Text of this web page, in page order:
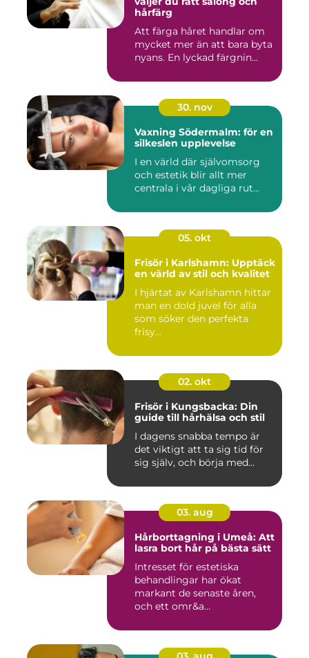
hårfärg
Att färga håret handlar om
mycket mer än att bara byta
nyans. En lyckad färgnin...
30. nov
Vaxning Södermalm: för en
silkeslen upplevelse
I en värld där självomsorg
och estetik blir allt mer
centrala i vår dagliga rut...
05. okt
Frisör i Karlshamn: Upptäck
en värld av stil och kvalitet
I hjärtat av Karlshamn hittar
man en dold juvel för alla
som söker den perfekta
frisy...
02. okt
Frisör i Kungsbacka: Din
guide till hårhälsa och stil
I dagens snabba tempo är
det viktigt att ta sig tid för
sig själv, och börja med...
03. aug
Hårborttagning i Umeå: Att
lasra bort hår på bästa sätt
Intresset för estetiska
behandlingar har ökat
markant de senaste åren,
och ett omr&a...